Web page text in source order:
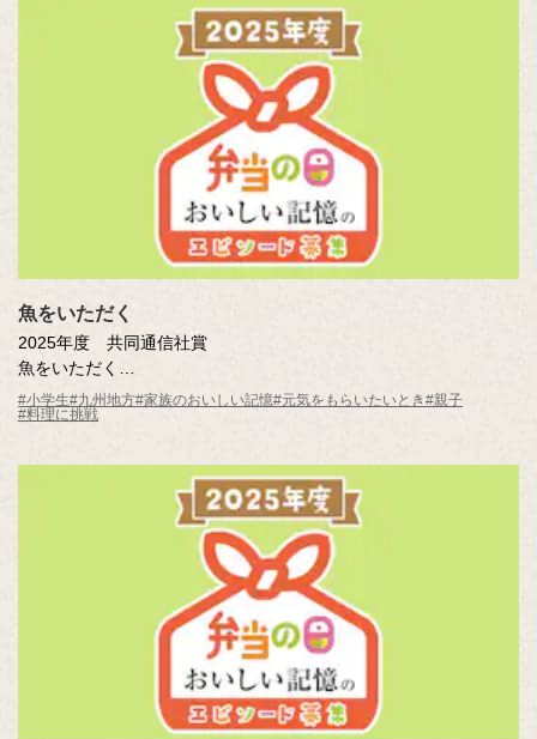
魚をいただく
2025年度 共同通信社賞
魚をいただく
赤瀬川 想太（鹿児島県 鹿児島市立伊敷台小学校5年 ）
#小学生#九州地方#家族のおいしい記憶#元気をもらいたいとき#親子
#料理に挑戦